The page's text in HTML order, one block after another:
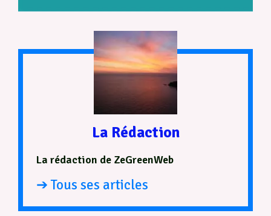
La Rédaction
La rédaction de ZeGreenWeb
➔ Tous ses articles